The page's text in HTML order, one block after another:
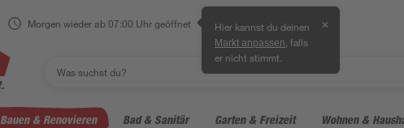
Morgen wieder ab 07:00 Uhr geöffnet Hier kannst du deinen
Markt anpassen , falls
er nicht stimmt.
✕
Bauen & Renovieren Bad & Sanitär Garten & Freizeit Wohnen &